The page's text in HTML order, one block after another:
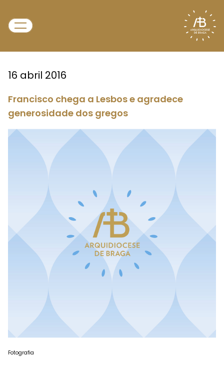
16 abril 2016
Francisco chega a Lesbos e agradece
generosidade dos gregos
Fotografia